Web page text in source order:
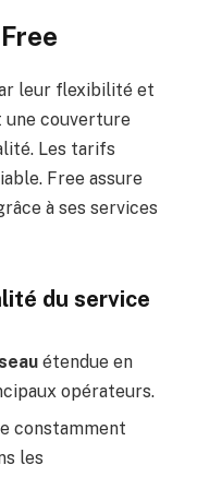
leur flexibilité et
une couverture
Les tarifs
Free assure
à ses services
du service
étendue en
opérateurs.
constamment
les